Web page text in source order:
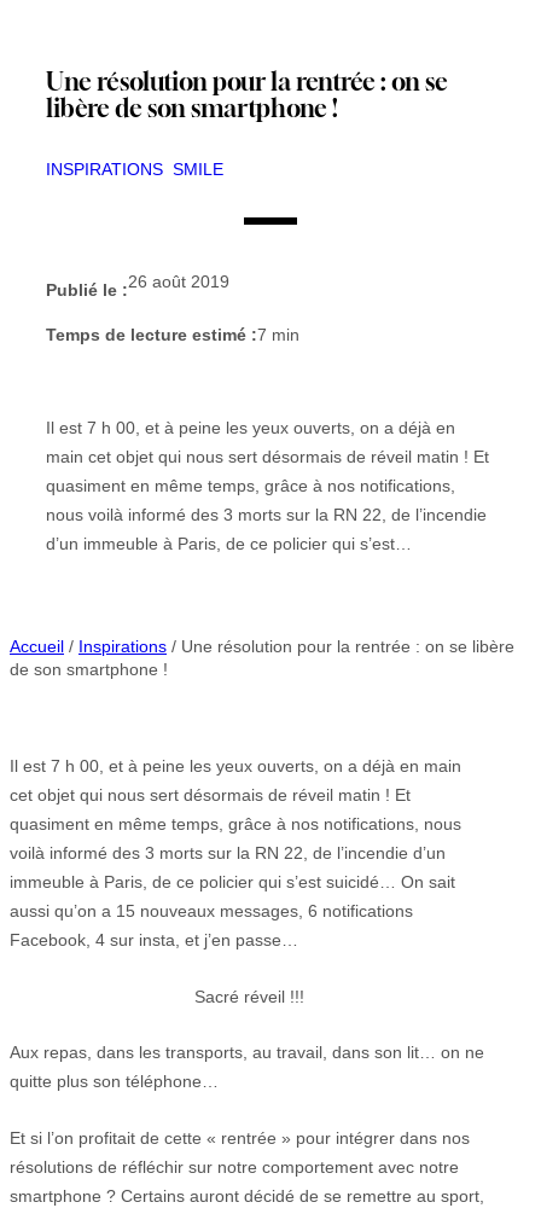
Une résolution pour la rentrée : on se
libère de son smartphone !
INSPIRATIONS SMILE
Publié le :26 août 2019
Temps de lecture estimé :7 min
Il est 7 h 00, et à peine les yeux ouverts, on a déjà en
main cet objet qui nous sert désormais de réveil matin ! Et
quasiment en même temps, grâce à nos notifications,
nous voilà informé des 3 morts sur la RN 22, de l’incendie
d’un immeuble à Paris, de ce policier qui s’est…
Accueil / Inspirations / Une résolution pour la rentrée : on se libère
de son smartphone !
Il est 7 h 00, et à peine les yeux ouverts, on a déjà en main
cet objet qui nous sert désormais de réveil matin ! Et
quasiment en même temps, grâce à nos notifications, nous
voilà informé des 3 morts sur la RN 22, de l’incendie d’un
immeuble à Paris, de ce policier qui s’est suicidé… On sait
aussi qu’on a 15 nouveaux messages, 6 notifications
Facebook, 4 sur insta, et j’en passe…
Sacré réveil !!!
Aux repas, dans les transports, au travail, dans son lit… on ne
quitte plus son téléphone…
Et si l’on profitait de cette « rentrée » pour intégrer dans nos
résolutions de réfléchir sur notre comportement avec notre
smartphone ? Certains auront décidé de se remettre au sport,